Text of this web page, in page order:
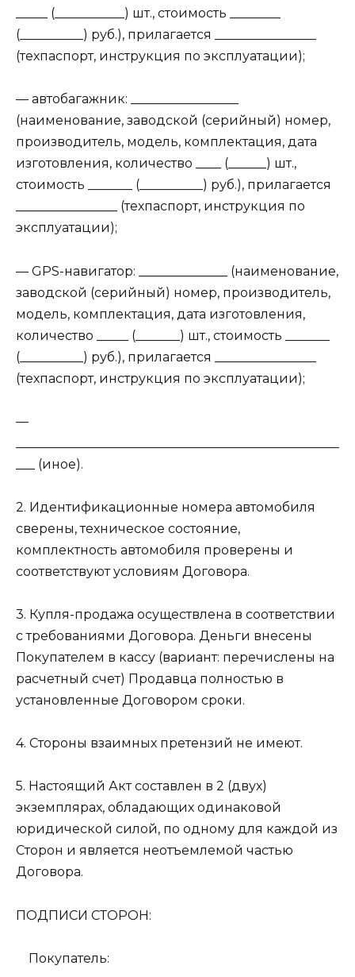
_____ (___________) шт., стоимость ________
(__________) руб.), прилагается ________________
(техпаспорт, инструкция по эксплуатации);
— автобагажник: _________________
(наименование, заводской (серийный) номер,
производитель, модель, комплектация, дата
изготовления, количество ____ (______) шт.,
стоимость _______ (__________) руб.), прилагается
________________ (техпаспорт, инструкция по
эксплуатации);
— GPS-навигатор: ______________ (наименование,
заводской (серийный) номер, производитель,
модель, комплектация, дата изготовления,
количество _____ (_______) шт., стоимость _______
(__________) руб.), прилагается ________________
(техпаспорт, инструкция по эксплуатации);
—
___ (иное).
2. Идентификационные номера автомобиля
сверены, техническое состояние,
комплектность автомобиля проверены и
соответствуют условиям Договора.
3. Купля-продажа осуществлена в соответствии
с требованиями Договора. Деньги внесены
Покупателем в кассу (вариант: перечислены на
расчетный счет) Продавца полностью в
установленные Договором сроки.
4. Стороны взаимных претензий не имеют.
5. Настоящий Акт составлен в 2 (двух)
экземплярах, обладающих одинаковой
юридической силой, по одному для каждой из
Сторон и является неотъемлемой частью
Договора.
ПОДПИСИ СТОРОН:
Покупатель: